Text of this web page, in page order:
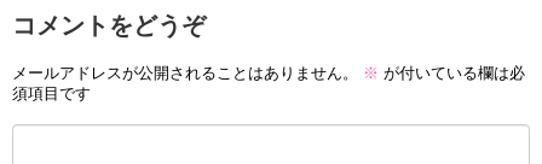
コメントをどうぞ
メールアドレスが公開されることはありません。 ※ が付いている欄は必
須項目です